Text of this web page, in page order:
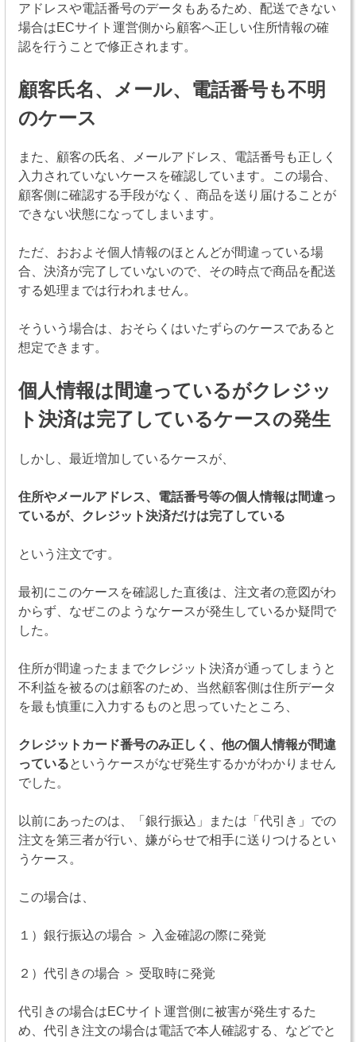
アドレスや電話番号のデータもあるため、配送できない
場合はECサイト運営側から顧客へ正しい住所情報の確
認を行うことで修正されます。
顧客氏名、メール、電話番号も不明
のケース
また、顧客の氏名、メールアドレス、電話番号も正しく
入力されていないケースを確認しています。この場合、
顧客側に確認する手段がなく、商品を送り届けることが
できない状態になってしまいます。
ただ、おおよそ個人情報のほとんどが間違っている場
合、決済が完了していないので、その時点で商品を配送
する処理までは行われません。
そういう場合は、おそらくはいたずらのケースであると
想定できます。
個人情報は間違っているがクレジッ
ト決済は完了しているケースの発生
しかし、最近増加しているケースが、
住所やメールアドレス、電話番号等の個人情報は間違っ
ているが、クレジット決済だけは完了している
という注文です。
最初にこのケースを確認した直後は、注文者の意図がわ
からず、なぜこのようなケースが発生しているか疑問で
した。
住所が間違ったままでクレジット決済が通ってしまうと
不利益を被るのは顧客のため、当然顧客側は住所データ
を最も慎重に入力するものと思っていたところ、
クレジットカード番号のみ正しく、他の個人情報が間違
っているというケースがなぜ発生するかがわかりません
でした。
以前にあったのは、「銀行振込」または「代引き」での
注文を第三者が行い、嫌がらせで相手に送りつけるとい
うケース。
この場合は、
１）銀行振込の場合 ＞ 入金確認の際に発覚
２）代引きの場合 ＞ 受取時に発覚
代引きの場合はECサイト運営側に被害が発生するた
め、代引き注文の場合は電話で本人確認する、などでと